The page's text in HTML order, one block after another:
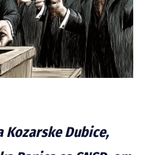
Kozarske Dubice,